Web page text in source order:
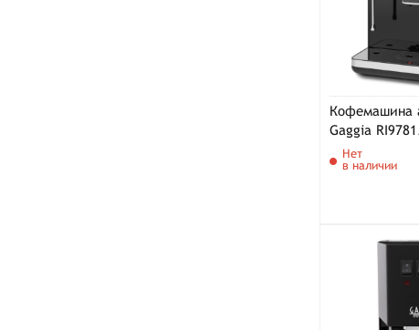
Кофемашина
Gaggia
Нет
в наличии